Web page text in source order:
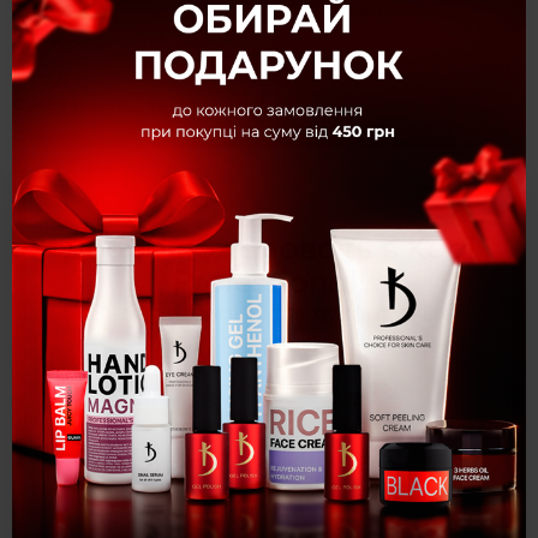
×
Добро пожаловать в Kodi
Professional!
Выберите язык для комфортных
покупок:
Укр Рус Eng
Коллекция Easy duo gel Medium Soft Art
Текстура
Объём 30 г
Камуфлирующие
Art №04
Цвет Пудровый
Категория Полигели
Описание
Профессиональная акрилово-гелевая система Easy duo
gel Medium Soft Art №04, 30 г
Профессиональная акрилово-гелевая система Easy duo
gel Medium Soft Art №04, 30 г
Пластичность и универсальность новых продуктов из линейки
Easy duo gel Medium Soft от популярного, международного